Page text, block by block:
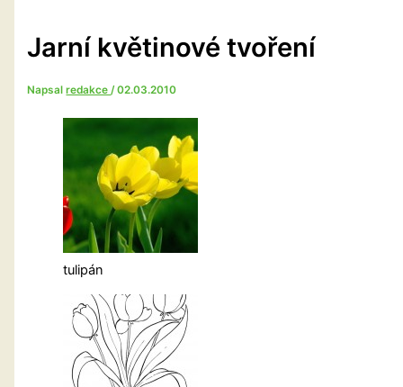
Jarní květinové tvoření
Napsalredakce/02.03.2010
tulipán